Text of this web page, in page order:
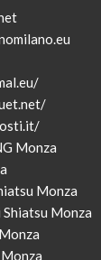
Monza
Monza
Monza